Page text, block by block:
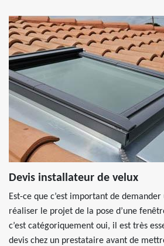
Devis installateur de velux
Est-ce que c’est important de
réaliser le projet de la pose d’une
c’est catégoriquement oui, il est très
devis chez un prestataire avant de